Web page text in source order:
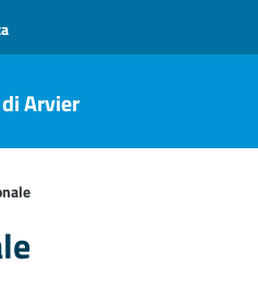
Arvier